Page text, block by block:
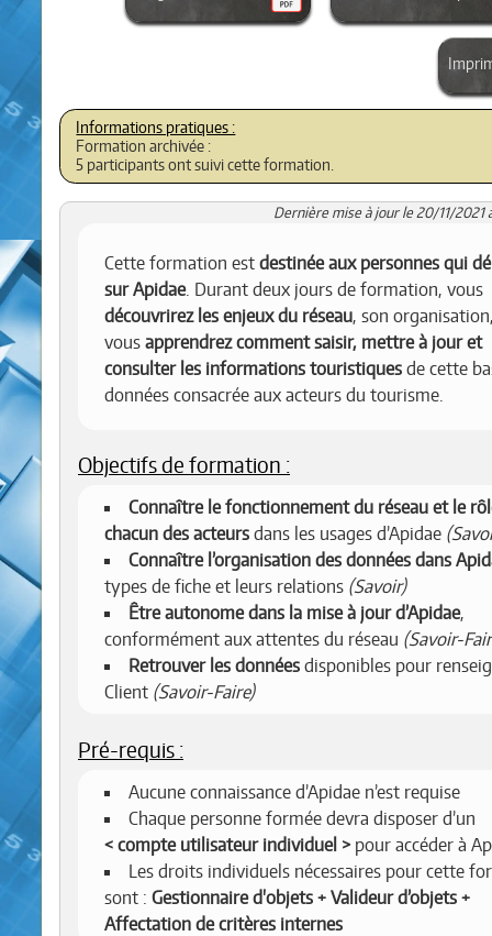
Formation archivée :
5 participants ont suivi cette formation.
Dernière mise à jour le 20/11/2021
Cette formation est destinée aux personnes qui
sur Apidae. Durant deux jours de formation, vous
découvrirez les enjeux du réseau, son
vous apprendrez comment saisir, mettre à jour et
consulter les informations touristiques de cette
données consacrée aux acteurs du tourisme.
Objectifs de formation :
Connaître le fonctionnement du réseau et le
chacun des acteurs dans les usages d’Apidae
Connaître l’organisation des données dans
types de fiche et leurs relations (Savoir)
Être autonome dans la mise à jour d’Apidae,
conformément aux attentes du réseau (Savoir-
Retrouver les données disponibles pour
Client (Savoir-Faire)
Pré-requis :
Aucune connaissance d’Apidae n’est requise
Chaque personne formée devra disposer d’un
compte utilisateur individuel
pour accéder à
Les droits individuels nécessaires pour cette
sont : Gestionnaire d'objets + Valideur d’objets +
Affectation de critères internes